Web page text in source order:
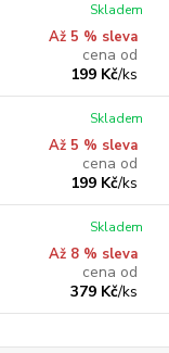
Až 5 % sleva
cena od
199 Kč/ks
Skladem
Až 5 % sleva
cena od
199 Kč/ks
Skladem
Až 8 % sleva
cena od
379 Kč/ks
Skladem